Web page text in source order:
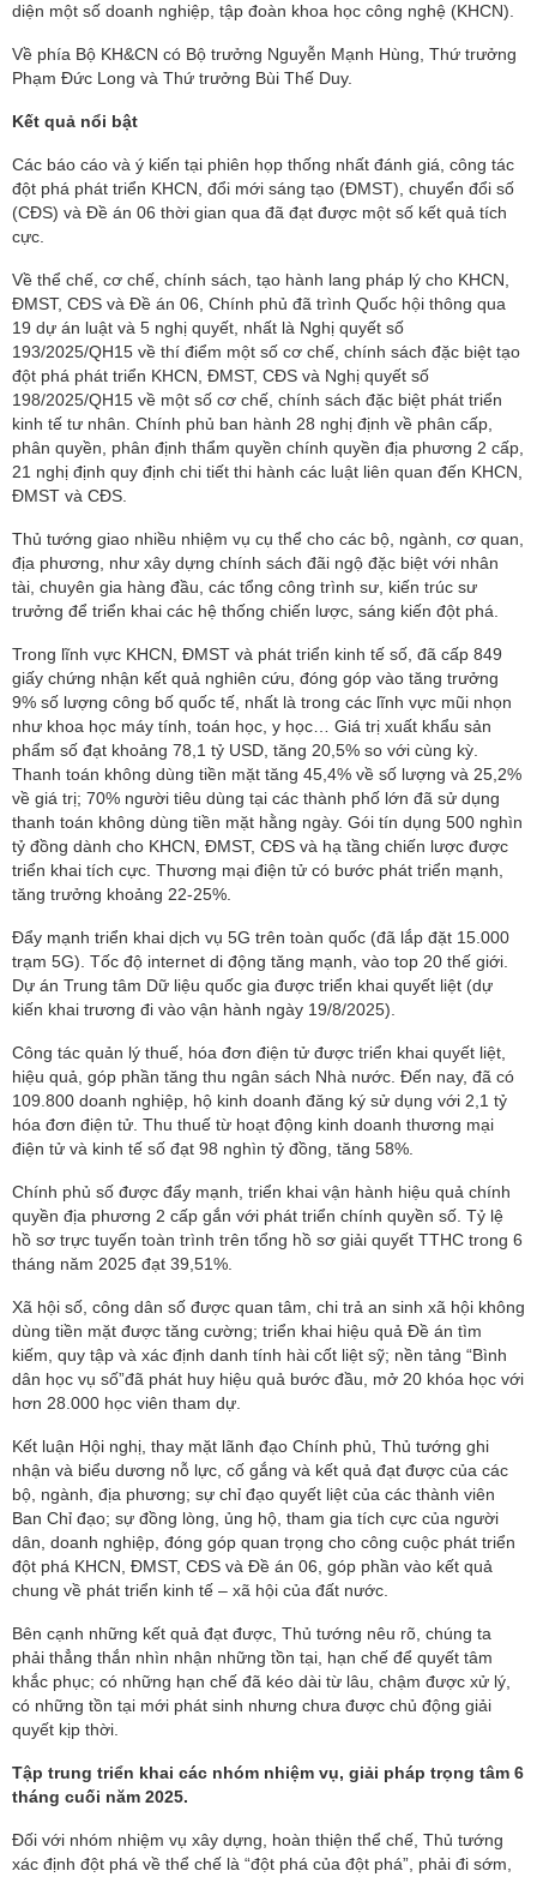
diện một số doanh nghiệp, tập đoàn khoa học công nghệ (KHCN).
Về phía Bộ KH&CN có Bộ trưởng Nguyễn Mạnh Hùng, Thứ trưởng
Phạm Đức Long và Thứ trưởng Bùi Thế Duy.
Kết quả nổi bật
Các báo cáo và ý kiến tại phiên họp thống nhất đánh giá, công tác
đột phá phát triển KHCN, đổi mới sáng tạo (ĐMST), chuyển đổi số
(CĐS) và Đề án 06 thời gian qua đã đạt được một số kết quả tích
cực.
Về thể chế, cơ chế, chính sách, tạo hành lang pháp lý cho KHCN,
ĐMST, CĐS và Đề án 06, Chính phủ đã trình Quốc hội thông qua
19 dự án luật và 5 nghị quyết, nhất là Nghị quyết số
193/2025/QH15 về thí điểm một số cơ chế, chính sách đặc biệt tạo
đột phá phát triển KHCN, ĐMST, CĐS và Nghị quyết số
198/2025/QH15 về một số cơ chế, chính sách đặc biệt phát triển
kinh tế tư nhân. Chính phủ ban hành 28 nghị định về phân cấp,
phân quyền, phân định thẩm quyền chính quyền địa phương 2 cấp,
21 nghị định quy định chi tiết thi hành các luật liên quan đến KHCN,
ĐMST và CĐS.
Thủ tướng giao nhiều nhiệm vụ cụ thể cho các bộ, ngành, cơ quan,
địa phương, như xây dựng chính sách đãi ngộ đặc biệt với nhân
tài, chuyên gia hàng đầu, các tổng công trình sư, kiến trúc sư
trưởng để triển khai các hệ thống chiến lược, sáng kiến đột phá.
Trong lĩnh vực KHCN, ĐMST và phát triển kinh tế số, đã cấp 849
giấy chứng nhận kết quả nghiên cứu, đóng góp vào tăng trưởng
9% số lượng công bố quốc tế, nhất là trong các lĩnh vực mũi nhọn
như khoa học máy tính, toán học, y học… Giá trị xuất khẩu sản
phẩm số đạt khoảng 78,1 tỷ USD, tăng 20,5% so với cùng kỳ.
Thanh toán không dùng tiền mặt tăng 45,4% về số lượng và 25,2%
về giá trị; 70% người tiêu dùng tại các thành phố lớn đã sử dụng
thanh toán không dùng tiền mặt hằng ngày. Gói tín dụng 500 nghìn
tỷ đồng dành cho KHCN, ĐMST, CĐS và hạ tầng chiến lược được
triển khai tích cực. Thương mại điện tử có bước phát triển mạnh,
tăng trưởng khoảng 22-25%.
Đẩy mạnh triển khai dịch vụ 5G trên toàn quốc (đã lắp đặt 15.000
trạm 5G). Tốc độ internet di động tăng mạnh, vào top 20 thế giới.
Dự án Trung tâm Dữ liệu quốc gia được triển khai quyết liệt (dự
kiến khai trương đi vào vận hành ngày 19/8/2025).
Công tác quản lý thuế, hóa đơn điện tử được triển khai quyết liệt,
hiệu quả, góp phần tăng thu ngân sách Nhà nước. Đến nay, đã có
109.800 doanh nghiệp, hộ kinh doanh đăng ký sử dụng với 2,1 tỷ
hóa đơn điện tử. Thu thuế từ hoạt động kinh doanh thương mại
điện tử và kinh tế số đạt 98 nghìn tỷ đồng, tăng 58%.
Chính phủ số được đẩy mạnh, triển khai vận hành hiệu quả chính
quyền địa phương 2 cấp gắn với phát triển chính quyền số. Tỷ lệ
hồ sơ trực tuyến toàn trình trên tổng hồ sơ giải quyết TTHC trong 6
tháng năm 2025 đạt 39,51%.
Xã hội số, công dân số được quan tâm, chi trả an sinh xã hội không
dùng tiền mặt được tăng cường; triển khai hiệu quả Đề án tìm
kiếm, quy tập và xác định danh tính hài cốt liệt sỹ; nền tảng “Bình
dân học vụ số”đã phát huy hiệu quả bước đầu, mở 20 khóa học với
hơn 28.000 học viên tham dự.
Kết luận Hội nghị, thay mặt lãnh đạo Chính phủ, Thủ tướng ghi
nhận và biểu dương nỗ lực, cố gắng và kết quả đạt được của các
bộ, ngành, địa phương; sự chỉ đạo quyết liệt của các thành viên
Ban Chỉ đạo; sự đồng lòng, ủng hộ, tham gia tích cực của người
dân, doanh nghiệp, đóng góp quan trọng cho công cuộc phát triển
đột phá KHCN, ĐMST, CĐS và Đề án 06, góp phần vào kết quả
chung về phát triển kinh tế – xã hội của đất nước.
Bên cạnh những kết quả đạt được, Thủ tướng nêu rõ, chúng ta
phải thẳng thắn nhìn nhận những tồn tại, hạn chế để quyết tâm
khắc phục; có những hạn chế đã kéo dài từ lâu, chậm được xử lý,
có những tồn tại mới phát sinh nhưng chưa được chủ động giải
quyết kịp thời.
Tập trung triển khai các nhóm nhiệm vụ, giải pháp trọng tâm 6
tháng cuối năm 2025.
Đối với nhóm nhiệm vụ xây dựng, hoàn thiện thể chế, Thủ tướng
xác định đột phá về thể chế là “đột phá của đột phá”, phải đi sớm,